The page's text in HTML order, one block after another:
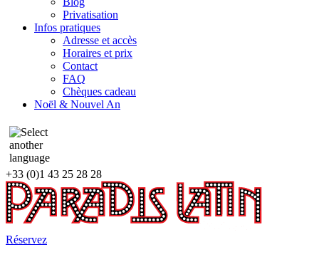
Privatisation
Infos pratiques
Adresse et accès
Horaires et prix
Contact
FAQ
Chèques cadeau
Noël & Nouvel An
+33 (0)1 43 25 28 28
Réservez